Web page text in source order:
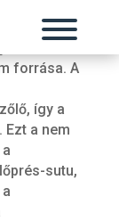
forrása. A
így a
a nem
sutu,